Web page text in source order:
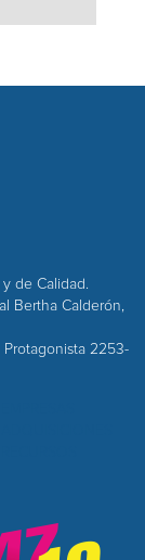
de Calidad.
Bertha Calderón,
Protagonista 2253-